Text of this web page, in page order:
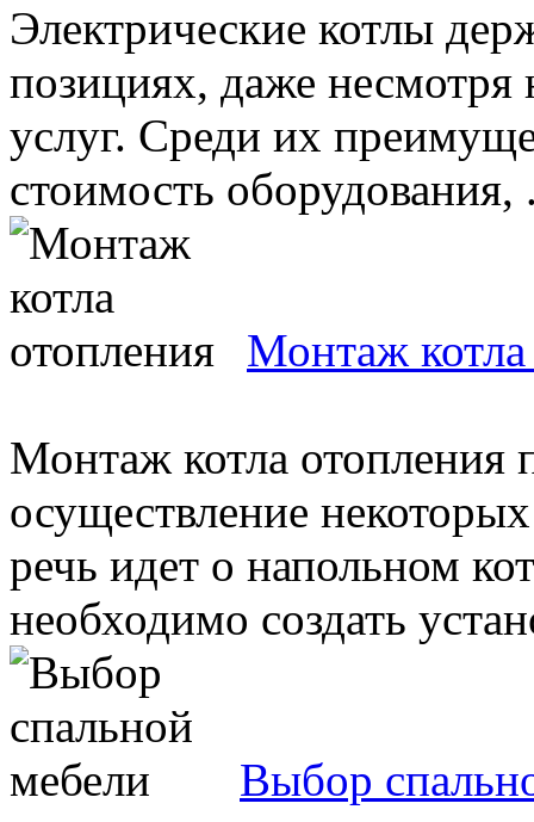
Электрические котлы
позициях, даже
услуг. Среди их
стоимость оборудования,
Монтаж котла
Монтаж котла отопления
осуществление
речь идет о напольном
необходимо создать
Выбор